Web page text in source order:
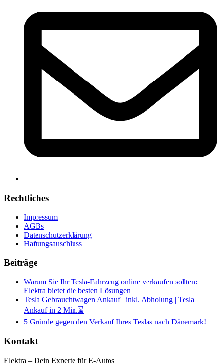
Rechtliches
Impressum
AGBs
Datenschutzerklärung
Haftungsauschluss
Beiträge
Warum Sie Ihr Tesla-Fahrzeug online verkaufen sollten:
Elektra bietet die besten Lösungen
Tesla Gebrauchtwagen Ankauf | inkl. Abholung | Tesla
Ankauf in 2 Min.⌛
5 Gründe gegen den Verkauf Ihres Teslas nach Dänemark!
Kontakt
Elektra – Dein Experte für E-Autos